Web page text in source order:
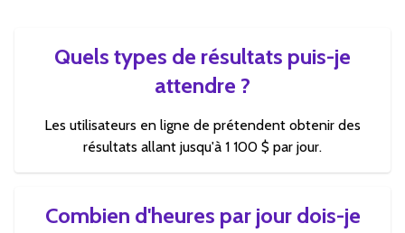
Quels types de résultats puis-je
attendre ?
Les utilisateurs en ligne de prétendent obtenir des
résultats allant jusqu'à 1 100 $ par jour.
Combien d'heures par jour dois-je